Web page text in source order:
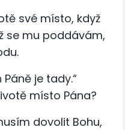
své místo, když
se mu poddávám,
je tady.“
místo Pána?
dovolit Bohu,